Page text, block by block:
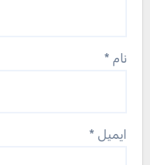
نام *
ایمیل *